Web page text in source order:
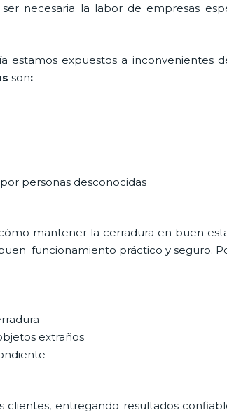
necesaria la labor de empresas
estamos expuestos a inconvenientes
son:
personas desconocidas
mantener la cerradura en buen
funcionamiento práctico y seguro.
extraños
clientes, entregando resultados